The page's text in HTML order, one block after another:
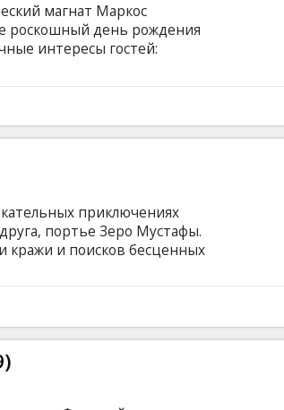
магнат Маркос
роскошный день рождения
интересы гостей:
и русском языках.
приключениях
портье Зеро Мустафы.
кражи и поисков бесценных
кровопролитными
на латышском